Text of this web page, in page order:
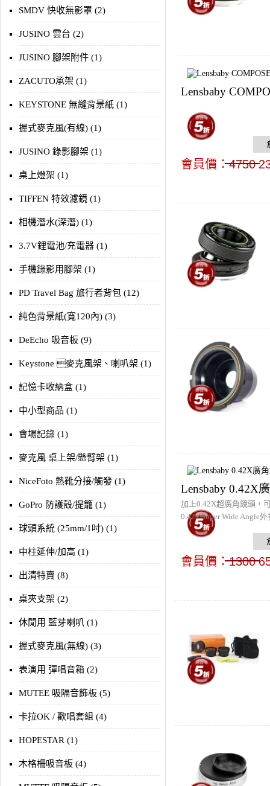
SMDV 快收無影罩 (2)
JUSINO 雲台 (2)
JUSINO 腳架附件 (1)
ZACUTO承架 (1)
KEYSTONE 無縫背景紙 (1)
握式麥克風(有線) (1)
JUSINO 錄影腳架 (1)
桌上燈架 (1)
TIFFEN 特效濾鏡 (1)
相機潛水(深潛) (1)
3.7V鋰電池/充電器 (1)
手機錄影用腳架 (1)
PD Travel Bag 旅行者背包 (12)
純色背景紙(寬120內) (3)
DeEcho 吸音板 (9)
Keystone 麥克風架、喇叭架 (1)
記憶卡收納盒 (1)
中小型商品 (1)
會場記錄 (1)
麥克風 桌上架/懸臂架 (1)
NiceFoto 熱靴分接/觸發 (1)
GoPro 防護殼/提籠 (1)
球頭系統 (25mm/1吋) (1)
中柱延伸/加高 (1)
出清特賣 (8)
桌夾支架 (2)
休閒用 藍芽喇叭 (1)
握式麥克風(無線) (3)
表演用 彈唱音箱 (2)
MUTEE 吸隔音飾板 (5)
卡拉OK / 歡唱套組 (4)
HOPESTAR (1)
木格柵吸音板 (4)
Lensbaby
會員價：4750
Lensbaby 0.42X
加上0.42X超廣角鏡頭，
0.42x Super Wide Angle
會員價：1300